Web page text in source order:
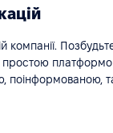
компанії.
простою
поінформованою,